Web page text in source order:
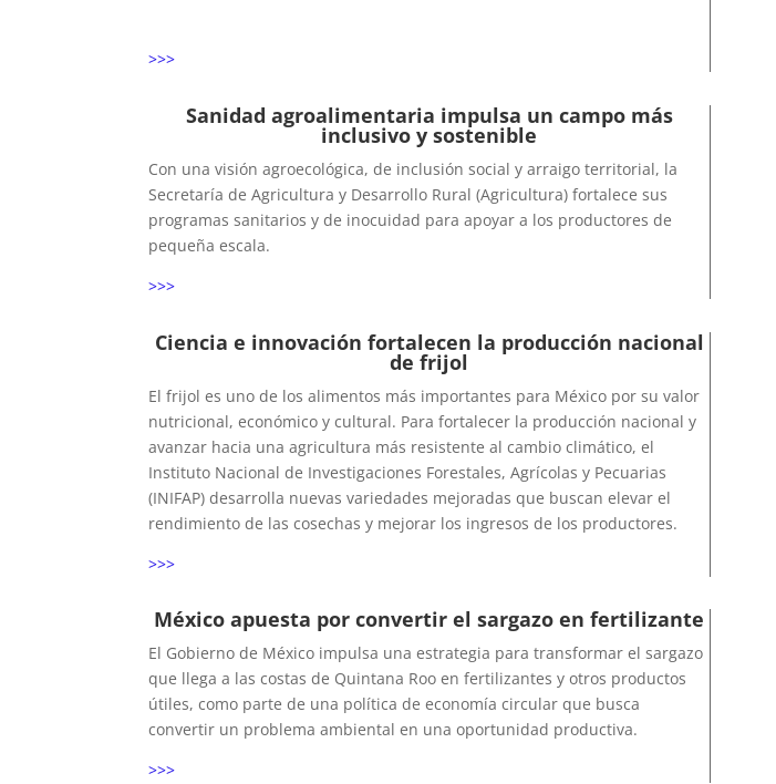
>>>
Sanidad agroalimentaria impulsa un campo más
inclusivo y sostenible
Con una visión agroecológica, de inclusión social y arraigo territorial, la
Secretaría de Agricultura y Desarrollo Rural (Agricultura) fortalece sus
programas sanitarios y de inocuidad para apoyar a los productores de
pequeña escala.
>>>
Ciencia e innovación fortalecen la producción nacional
de frijol
El frijol es uno de los alimentos más importantes para México por su valor
nutricional, económico y cultural. Para fortalecer la producción nacional y
avanzar hacia una agricultura más resistente al cambio climático, el
Instituto Nacional de Investigaciones Forestales, Agrícolas y Pecuarias
(INIFAP) desarrolla nuevas variedades mejoradas que buscan elevar el
rendimiento de las cosechas y mejorar los ingresos de los productores.
>>>
México apuesta por convertir el sargazo en fertilizante
El Gobierno de México impulsa una estrategia para transformar el sargazo
que llega a las costas de Quintana Roo en fertilizantes y otros productos
útiles, como parte de una política de economía circular que busca
convertir un problema ambiental en una oportunidad productiva.
>>>